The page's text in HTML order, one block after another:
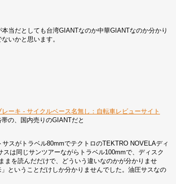
当だとしても台湾GIANTなのか中華GIANTなのか分かり
いかと思います。
ーキ - サイクルベース名無し：自転車レビューサイト
の、国内売りのGIANTだと
スがトラベル80mmでテクトロのTEKTRO NOVELAディ
は同じサンツアーながらトラベル100mmで、ディスク
まを読んだだけで、どういう違いなのかが分かりませ
ということだけしか分かりませんでした。油圧サスなの